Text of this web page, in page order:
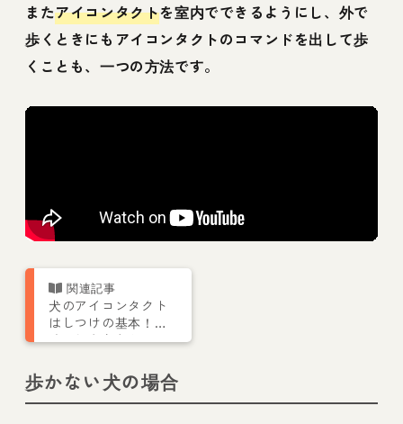
またアイコンタクトを室内でできるようにし、外で
歩くときにもアイコンタクトのコマンドを出して歩
くことも、一つの方法です。
犬のアイコンタクト
はしつけの基本！意
味や教え方などドッ
歩かない犬の場合